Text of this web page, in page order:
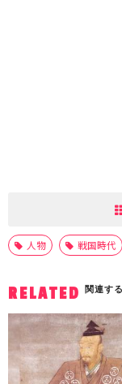
人物 戦国時代
RELATED 関連す